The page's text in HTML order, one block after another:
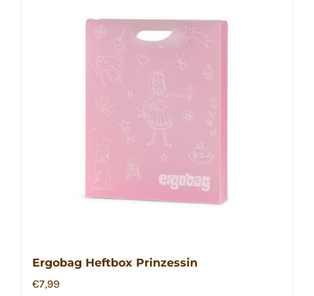
Ergobag Heftbox Prinzessin
€7,99